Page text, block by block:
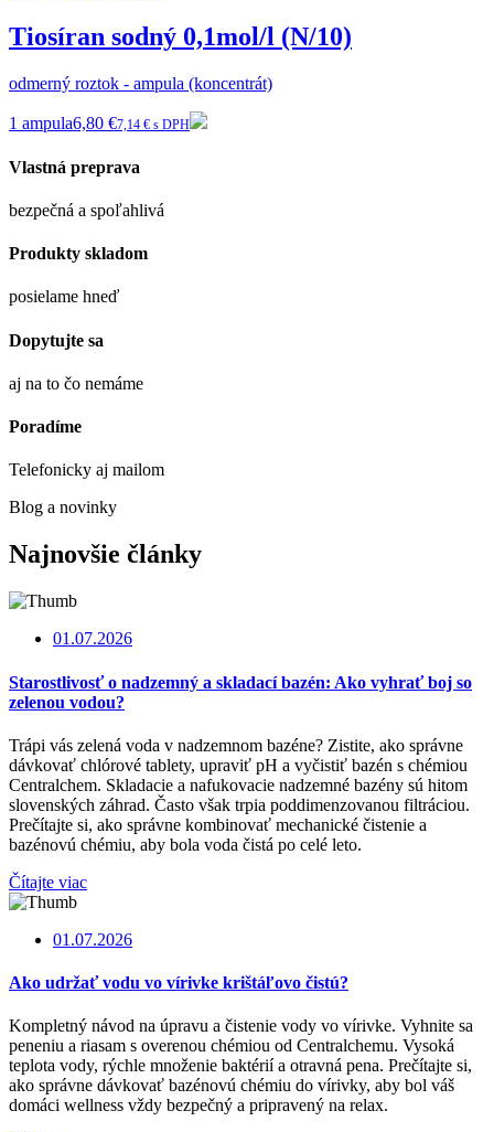
Tiosíran sodný 0,1mol/l (N/10)
odmerný roztok - ampula (koncentrát)
1 ampula6,80 €7,14 € s DPH
Vlastná preprava
bezpečná a spoľahlivá
Produkty skladom
posielame hneď
Dopytujte sa
aj na to čo nemáme
Poradíme
Telefonicky aj mailom
Blog a novinky
Najnovšie články
01.07.2026
Starostlivosť o nadzemný a skladací bazén: Ako vyhrať boj so
zelenou vodou?
Trápi vás zelená voda v nadzemnom bazéne? Zistite, ako správne
dávkovať chlórové tablety, upraviť pH a vyčistiť bazén s chémiou
Centralchem. Skladacie a nafukovacie nadzemné bazény sú hitom
slovenských záhrad. Často však trpia poddimenzovanou filtráciou.
Prečítajte si, ako správne kombinovať mechanické čistenie a
bazénovú chémiu, aby bola voda čistá po celé leto.
Čítajte viac
01.07.2026
Ako udržať vodu vo vírivke krištáľovo čistú?
Kompletný návod na úpravu a čistenie vody vo vírivke. Vyhnite sa
peneniu a riasam s overenou chémiou od Centralchemu. Vysoká
teplota vody, rýchle množenie baktérií a otravná pena. Prečítajte si,
ako správne dávkovať bazénovú chémiu do vírivky, aby bol váš
domáci wellness vždy bezpečný a pripravený na relax.